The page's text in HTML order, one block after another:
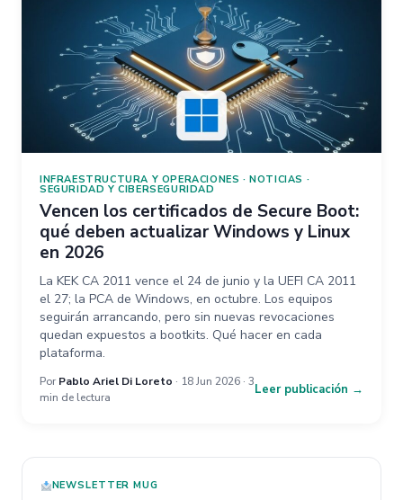
INFRAESTRUCTURA Y OPERACIONES ·NOTICIAS ·
SEGURIDAD Y CIBERSEGURIDAD
Vencen los certificados de Secure Boot:
qué deben actualizar Windows y Linux
en 2026
La KEK CA 2011 vence el 24 de junio y la UEFI CA 2011
el 27; la PCA de Windows, en octubre. Los equipos
seguirán arrancando, pero sin nuevas revocaciones
quedan expuestos a bootkits. Qué hacer en cada
plataforma.
Por Pablo Ariel Di Loreto · 18 Jun 2026 · 3
min de lectura
Leer publicación →
NEWSLETTER MUG